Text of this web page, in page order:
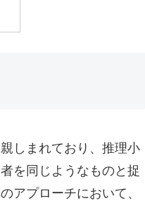
しまれており、推理小
を同じようなものと捉
アプローチにおいて、